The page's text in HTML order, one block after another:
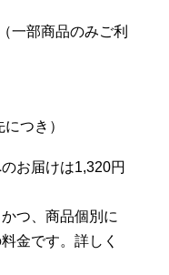
一部商品のみご利
つき）
お届けは1,320円
つ、商品個別に
金です。詳しく